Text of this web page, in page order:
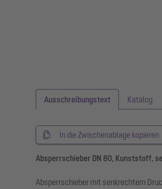
Ausschreibungstext Katalog
In die Zwischenablage kopieren
Absperrschieber DN 80, Kunststoff,
Absperrschieber mit senkrechtem